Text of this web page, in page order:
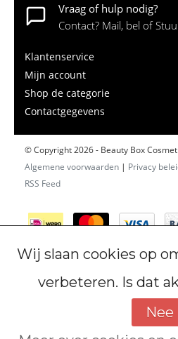
Vraag of hulp nodig?
Contact? Mail, bel of
Klantenservice
Mijn account
Shop de categorie
Contactgegevens
© Copyright 2026 - Beauty Box
Algemene voorwaarden | Privacy
RSS Feed
Wij slaan cookies op
verbeteren. Is dat
Nee